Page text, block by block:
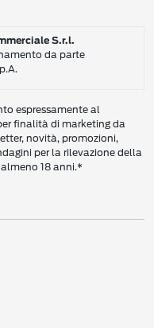
S.r.l.
da parte
e pratiche relative ai vostri Dati
interagiscono con i servizi di
come vengono raccolti,
ai vostri Dati Personali per
espressamente al
finalità di marketing da
novità, promozioni,
per la rilevazione della
18 anni.*